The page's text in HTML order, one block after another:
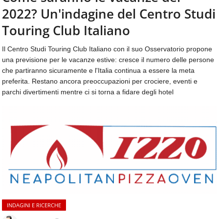
aggiornamenti
quotidiani
temi
come
ospitalità,
ristorazione,
food
beverage,
articoli
quotidiani
sul
mondo
dell'alimentazione,
dei
fuoricasa,
del
CONTATTI
2022? Un'indagine del Centro Studi
Touring Club Italiano
Il Centro Studi Touring Club Italiano con il suo Osservatorio propone
una previsione per le vacanze estive: cresce il numero delle persone
che partiranno sicuramente e l'Italia continua a essere la meta
preferita. Restano ancora preoccupazioni per crociere, eventi e
parchi divertimenti mentre ci si torna a fidare degli hotel
INDAGINI E RICERCHE